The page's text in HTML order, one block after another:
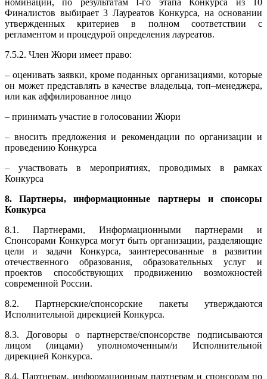
Финалистов выбирает 3 Лауреатов Конкурса, на основании
утвержденных критериев в полном соответствии с
регламентом и процедурой определения лауреатов.
7.5.2. Член Жюри имеет право:
– оценивать заявки, кроме поданных организациями, которые
он может представлять в качестве владельца, топ–менеджера,
или как аффилированное лицо
– принимать участие в голосовании Жюри
– вносить предложения и рекомендации по организации и
проведению Конкурса
– участвовать в мероприятиях, проводимых в рамках
Конкурса
8. Партнеры, информационные партнеры и спонсоры
Конкурса
8.1. Партнерами, Информационными партнерами и
Спонсорами Конкурса могут быть организации, разделяющие
цели и задачи Конкурса, заинтересованные в развитии
отечественного образования, образовательных услуг и
проектов способствующих продвижению возможностей
современной России.
8.2. Партнерские/спонсорские пакеты утверждаются
Исполнительной дирекцией Конкурса.
8.3. Договоры о партнерстве/спонсорстве подписываются
лицом (лицами) уполномоченным/и Исполнительной
дирекцией Конкурса.
8.4. Партнерам, информационным партнерам и спонсорам по